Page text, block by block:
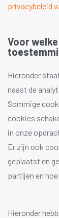
privacybeleid
Voor
Hieronder
naast de
Sommige
cookies
in onze
Er zijn ook
geplaatst en
partijen en
Hieronder